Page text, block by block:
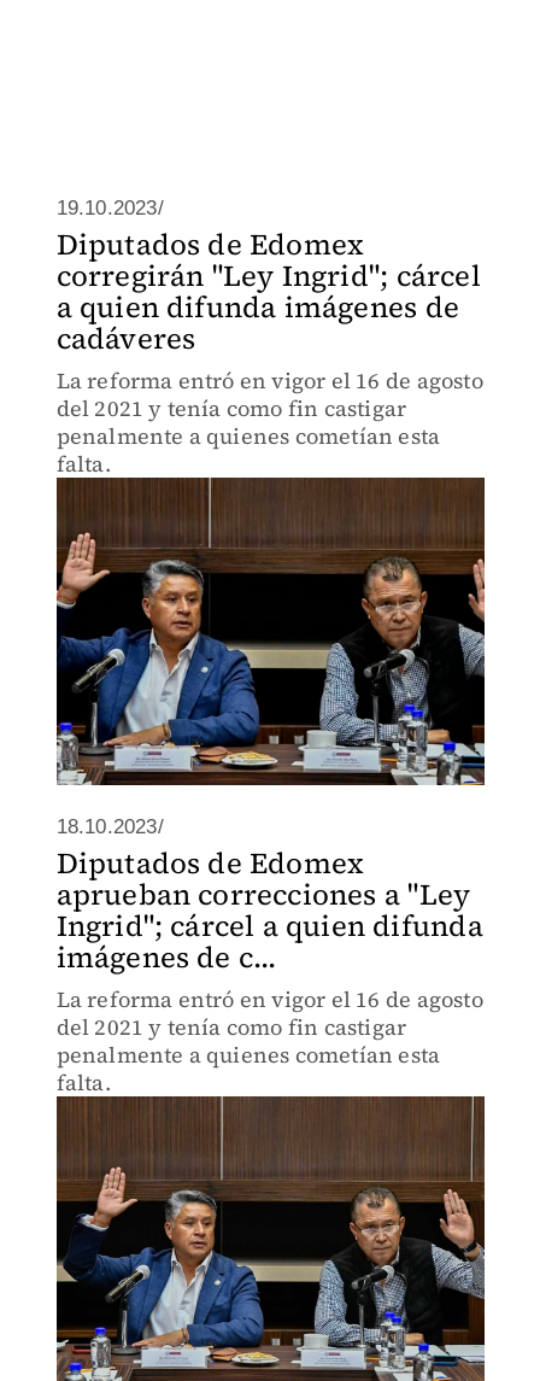
19.10.2023/
Diputados de Edomex
corregirán "Ley Ingrid"; cárcel
a quien difunda imágenes de
cadáveres
La reforma entró en vigor el 16 de agosto
del 2021 y tenía como fin castigar
penalmente a quienes cometían esta
falta.
18.10.2023/
Diputados de Edomex
aprueban correcciones a "Ley
Ingrid"; cárcel a quien difunda
imágenes de c...
La reforma entró en vigor el 16 de agosto
del 2021 y tenía como fin castigar
penalmente a quienes cometían esta
falta.